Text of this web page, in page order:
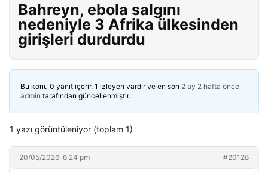
Bahreyn, ebola salgını
nedeniyle 3 Afrika ülkesinden
girişleri durdurdu
Bu konu 0 yanıt içerir, 1 izleyen vardır ve en son 2 ay 2 hafta önce
admin tarafından güncellenmiştir.
1 yazı görüntüleniyor (toplam 1)
20/05/2026: 6:24 pm #20128